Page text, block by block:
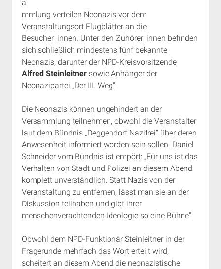
a
mmlung verteilen Neonazis vor dem
Veranstaltungsort Flugblätter an die
Besucher_innen. Unter den Zuhörer_innen befinden
sich schließlich mindestens fünf bekannte
Neonazis, darunter der NPD-Kreisvorsitzende
Alfred Steinleitnersowie Anhänger der
Neonazipartei „Der III. Weg“.
Die Neonazis können ungehindert an der
Versammlung teilnehmen, obwohl die Veranstalter
laut dem Bündnis „Deggendorf Nazifrei“ über deren
Anwesenheit informiert worden sein sollen. Daniel
Schneider vom Bündnis ist empört: „Für uns ist das
Verhalten von Stadt und Polizei an diesem Abend
komplett unverständlich. Statt Nazis von der
Veranstaltung zu entfernen, lässt man sie an der
Diskussion teilhaben und gibt ihrer
menschenverachtenden Ideologie so eine Bühne“.
Obwohl dem NPD-Funktionär Steinleitner in der
Fragerunde mehrfach das Wort erteilt wird,
scheitert an diesem Abend die neonazistische